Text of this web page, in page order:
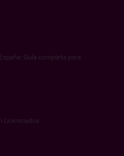
Guía completa para
Licenciados